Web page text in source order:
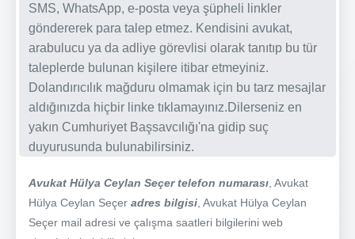
SMS, WhatsApp, e-posta veya şüpheli linkler
göndererek para talep etmez. Kendisini avukat,
arabulucu ya da adliye görevlisi olarak tanıtıp bu tür
taleplerde bulunan kişilere itibar etmeyiniz.
Dolandırıcılık mağduru olmamak için bu tarz mesajlar
aldığınızda hiçbir linke tıklamayınız.Dilerseniz en
yakın Cumhuriyet Başsavcılığı'na gidip suç
duyurusunda bulunabilirsiniz.
Avukat Hülya Ceylan Seçer telefon numarası , Avukat
Hülya Ceylan Seçer adres bilgisi , Avukat Hülya Ceylan
Seçer mail adresi ve çalışma saatleri bilgilerini web